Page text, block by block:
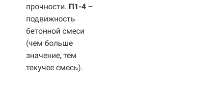
прочности. П1-4 –
подвижность
бетонной смеси
(чем больше
значение, тем
текучее смесь).